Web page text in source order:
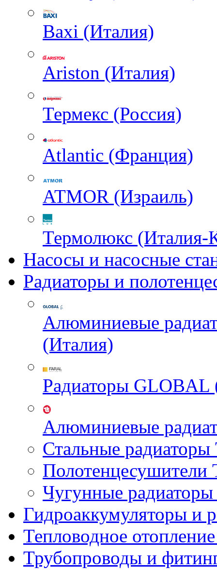
Baxi (Италия)
Ariston (Италия)
Термекс (Россия)
Atlantic (Франция)
ATMOR (Израиль)
Термолюкс (Италия-
Насосы и насосные
Радиаторы и
Алюминиевые
(Италия)
Радиаторы GLOBAL
Алюминиевые
Стальные
Чугунные
Гидроаккумуляторы и
Тепловодное
Трубопроводы и